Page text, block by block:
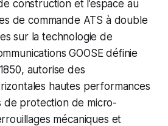
construction et l’espace au
de commande ATS à double
sur la technologie de
GOOSE définie
autorise des
hautes performances
de protection de micro-
mécaniques et